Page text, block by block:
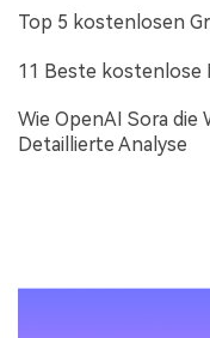
Top 5 kostenlosen
11 Beste kostenlose
Wie OpenAI Sora
Detaillierte Analyse